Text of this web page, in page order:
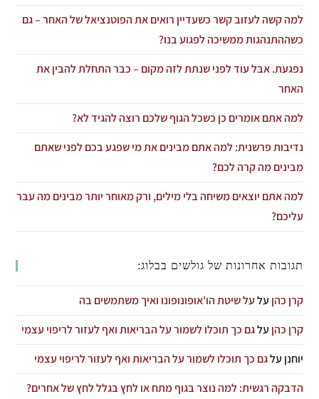
למה קשה לעזוב קשר כשעדיין רואים את הפוטנציאל של האחר – גם
כשההתנהגות ממשיכה לפגוע בנו?
נפגעת. אבל עוד לפני שנתת לזה מקום – כבר התחלת להבין את
האחר
למה אתם אומרים כן כשכל הגוף שלכם רוצה להגיד לא?
נדיבות פרשנית: למה אתם מבינים את מי שפגע בכם לפני שאתם
מבינים מה קרה לכם?
למה אתם יוצאים משיחה בלי מילים, ורק מאוחר יותר מבינים מה עבר
עליכם?
תגובות אחרונות של גולשים בבלוג:
קרן כהן עלעל שיטת הו'אופונופונו ואיך משתמשים בה
קרן כהן עלגם כך תוכלו לשמור על הבריאות ואף לעזור לריפוי עצמי
יוחנן עלגם כך תוכלו לשמור על הבריאות ואף לעזור לריפוי עצמי
הדבקה רגשית: למה נוצר בגוף מתח או לחץ בגלל לחץ של אחרים?